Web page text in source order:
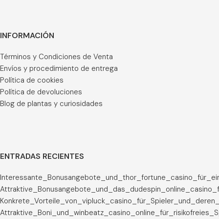
INFORMACIÓN
Términos y Condiciones de Venta
Envíos y procedimiento de entrega
Política de cookies
Política de devoluciones
Blog de plantas y curiosidades
ENTRADAS RECIENTES